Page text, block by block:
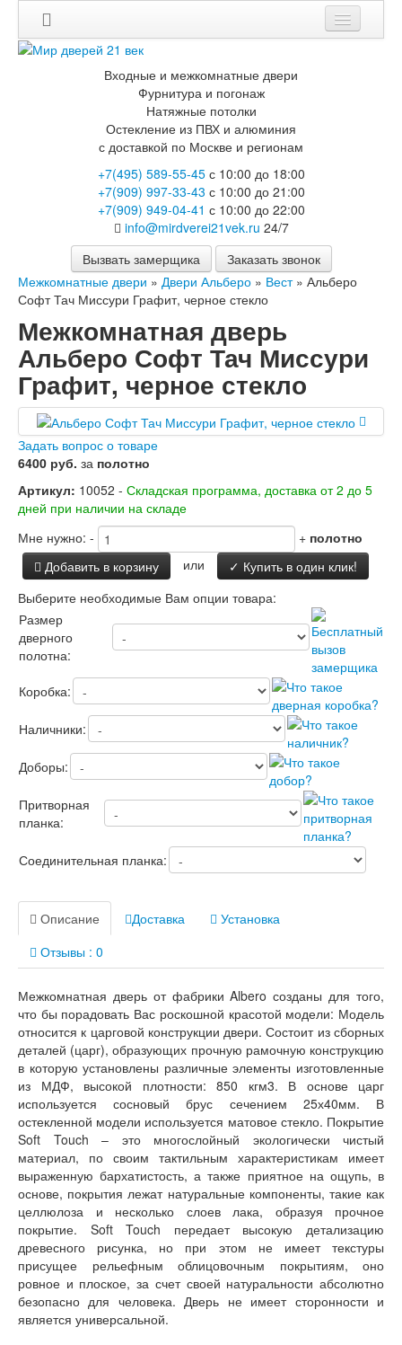
Входные и межкомнатные двери
Фурнитура и погонаж
Натяжные потолки
Остекление из ПВХ и алюминия
с доставкой по Москве и регионам
+7(495) 589-55-45с 10:00 до 18:00
+7(909) 997-33-43 с 10:00 до 21:00
+7(909) 949-04-41 с 10:00 до 22:00
info@mirdverei21vek.ru 24/7
Вызвать замерщика
Заказать звонок
Межкомнатные двери » Двери Альберо » Вест» Альберо
Софт Тач Миссури Графит, черное стекло
Межкомнатная дверь
Альберо Софт Тач Миссури
Графит, черное стекло
Задать вопрос о товаре
6400 руб. за полотно
Артикул: 10052 - Складская программа, доставка от 2 до 5
дней при наличии на складе
Мне нужно: - + полотно
Добавить в корзину
или
✓ Купить в один клик!
Выберите необходимые Вам опции товара:
Размер
дверного
полотна:
Коробка:
Наличники:
Доборы:
Притворная
планка:
Соединительная планка:
Описание Доставка
Установка
Отзывы : 0
Межкомнатная дверь от фабрики Albero созданы для того,
что бы порадовать Вас роскошной красотой модели: Модель
относится к царговой конструкции двери. Состоит из сборных
деталей (царг), образующих прочную рамочную конструкцию
в которую установлены различные элементы изготовленные
из МДФ, высокой плотности: 850 кгм3. В основе царг
используется сосновый брус сечением 25х40мм. В
остекленной модели используется матовое стекло. Покрытие
Soft Touch – это многослойный экологически чистый
материал, по своим тактильным характеристикам имеет
выраженную бархатистость, а также приятное на ощупь, в
основе, покрытия лежат натуральные компоненты, такие как
целлюлоза и несколько слоев лака, образуя прочное
покрытие. Soft Touch передает высокую детализацию
древесного рисунка, но при этом не имеет текстуры
присущее рельефным облицовочным покрытиям, оно
ровное и плоское, за счет своей натуральности абсолютно
безопасно для человека. Дверь не имеет сторонности и
является универсальной.